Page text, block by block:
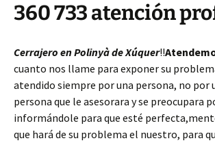
360 733 atención
Cerrajero en Polinyà de Xúquer!!
cuanto nos llame para exponer su
atendido siempre por una persona, no por
persona que le asesorara y se preocupara
informándole para que esté
que hará de su problema el nuestro, para